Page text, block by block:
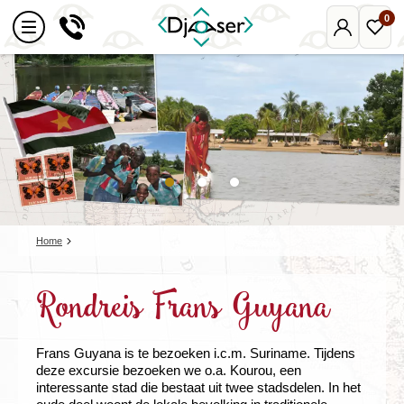
Mijn
Djoser
0
Home
Rondreis Frans Guyana
Frans Guyana is te bezoeken i.c.m. Suriname. Tijdens
deze excursie bezoeken we o.a. Kourou, een
interessante stad die bestaat uit twee stadsdelen. In het